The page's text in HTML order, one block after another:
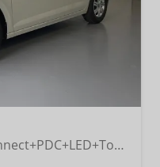
1.0 MPI Sitzheizung+AppConnect+PDC+LED+Touch+Lichtsensor+MultiLenkrad